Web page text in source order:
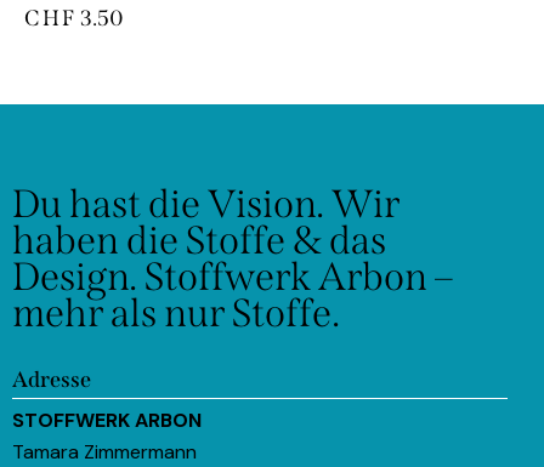
CHF 3.50
Du hast die Vision.Wir
haben die Stoffe & das
Design. Stoffwerk Arbon –
mehr als nur Stoffe.
Adresse
STOFFWERK ARBON
Tamara Zimmermann